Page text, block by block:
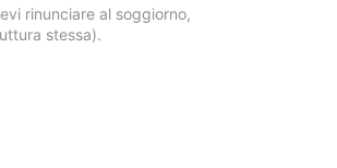
rinunciare al soggiorno,
stessa).